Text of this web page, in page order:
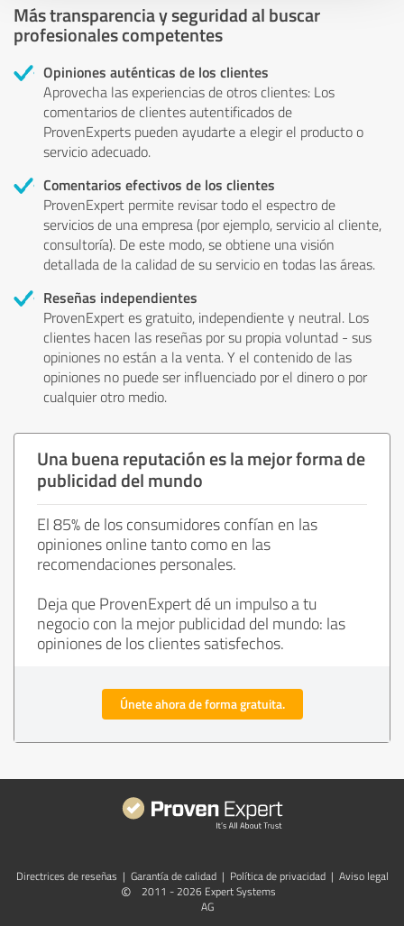
Más transparencia y seguridad al buscar
profesionales competentes
Opiniones auténticas de los clientes
Aprovecha las experiencias de otros clientes: Los
comentarios de clientes autentificados de
ProvenExperts pueden ayudarte a elegir el producto o
servicio adecuado.
Comentarios efectivos de los clientes
ProvenExpert permite revisar todo el espectro de
servicios de una empresa (por ejemplo, servicio al cliente,
consultoría). De este modo, se obtiene una visión
detallada de la calidad de su servicio en todas las áreas.
Reseñas independientes
ProvenExpert es gratuito, independiente y neutral. Los
clientes hacen las reseñas por su propia voluntad - sus
opiniones no están a la venta. Y el contenido de las
opiniones no puede ser influenciado por el dinero o por
cualquier otro medio.
Una buena reputación es la mejor forma de
publicidad del mundo
El 85% de los consumidores confían en las
opiniones online tanto como en las
recomendaciones personales.
Deja que ProvenExpert dé un impulso a tu
negocio con la mejor publicidad del mundo: las
opiniones de los clientes satisfechos.
Únete ahora de forma gratuita.
Directrices de reseñas | Garantía de calidad | Política de privacidad | Aviso legal
©
2011 - 2026 Expert Systems
AG